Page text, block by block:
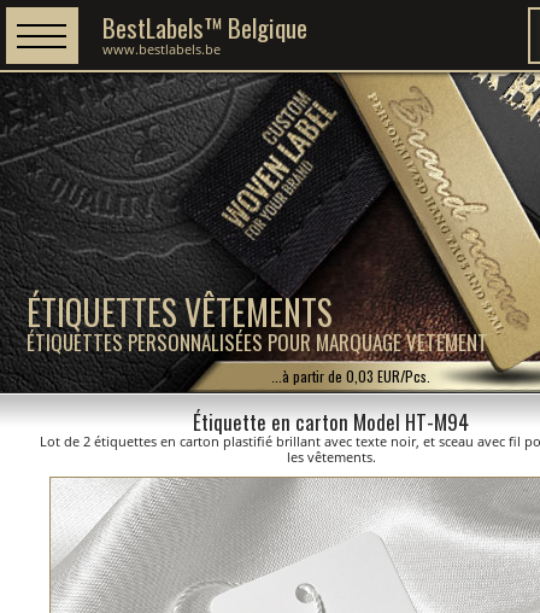
ÉTIQUETTES VÊTEMENTS
ÉTIQUETTES PERSONNALISÉES POUR MARQUAGE VETEMENT
BestLabels™ Belgique
www.bestlabels.be
...à partir de 0,03 EUR/Pcs.
Étiquette en carton Model HT-M94
Lot de 2 étiquettes en carton plastifié brillant avec texte noir, et sceau avec fil
les vêtements.